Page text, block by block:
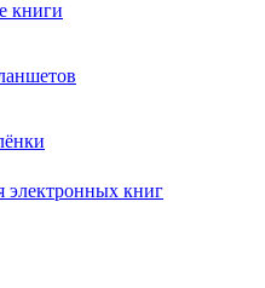
книги
электронных книг